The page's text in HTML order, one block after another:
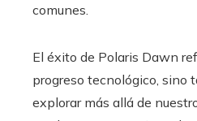
comunes.
El éxito de Polaris Dawn
progreso tecnológico, sino
explorar más allá de